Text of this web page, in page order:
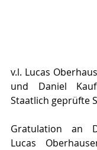
v.l. Lucas
und Daniel
Staatlich geprüfte
Gratulation an
Lucas